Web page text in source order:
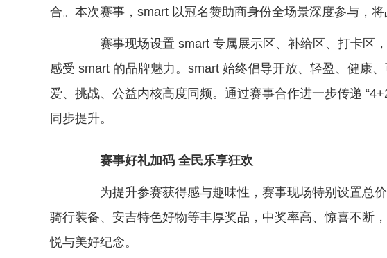
合。本次赛事，smart 以冠名赞助商身份全场景深度参与，将
赛事现场设置 smart 专属展示区、补给区、打卡区
感受 smart 的品牌魅力。smart 始终倡导开放、轻盈、健康
爱、挑战、公益内核高度同频。通过赛事合作进一步传递
同步提升。
赛事好礼加码 全民乐享狂欢
为提升参赛获得感与趣味性，赛事现场特别设置总价
骑行装备、安吉特色好物等丰厚奖品，中奖率高、惊喜不断
悦与美好纪念。